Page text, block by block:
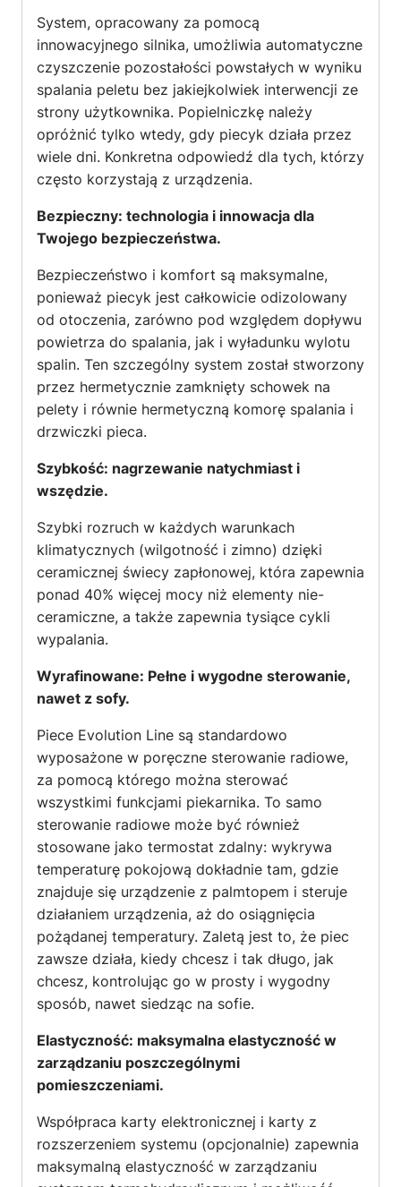
System, opracowany za pomocą
innowacyjnego silnika, umożliwia automatyczne
czyszczenie pozostałości powstałych w wyniku
spalania peletu bez jakiejkolwiek interwencji ze
strony użytkownika. Popielniczkę należy
opróżnić tylko wtedy, gdy piecyk działa przez
wiele dni. Konkretna odpowiedź dla tych, którzy
często korzystają z urządzenia.
Bezpieczny: technologia i innowacja dla
Twojego bezpieczeństwa.
Bezpieczeństwo i komfort są maksymalne,
ponieważ piecyk jest całkowicie odizolowany
od otoczenia, zarówno pod względem dopływu
powietrza do spalania, jak i wyładunku wylotu
spalin. Ten szczególny system został stworzony
przez hermetycznie zamknięty schowek na
pelety i równie hermetyczną komorę spalania i
drzwiczki pieca.
Szybkość: nagrzewanie natychmiast i
wszędzie.
Szybki rozruch w każdych warunkach
klimatycznych (wilgotność i zimno) dzięki
ceramicznej świecy zapłonowej, która zapewnia
ponad 40% więcej mocy niż elementy nie-
ceramiczne, a także zapewnia tysiące cykli
wypalania.
Wyrafinowane: Pełne i wygodne sterowanie,
nawet z sofy.
Piece Evolution Line są standardowo
wyposażone w poręczne sterowanie radiowe,
za pomocą którego można sterować
wszystkimi funkcjami piekarnika. To samo
sterowanie radiowe może być również
stosowane jako termostat zdalny: wykrywa
temperaturę pokojową dokładnie tam, gdzie
znajduje się urządzenie z palmtopem i steruje
działaniem urządzenia, aż do osiągnięcia
pożądanej temperatury. Zaletą jest to, że piec
zawsze działa, kiedy chcesz i tak długo, jak
chcesz, kontrolując go w prosty i wygodny
sposób, nawet siedząc na sofie.
Elastyczność: maksymalna elastyczność w
zarządzaniu poszczególnymi
pomieszczeniami.
Współpraca karty elektronicznej i karty z
rozszerzeniem systemu (opcjonalnie) zapewnia
maksymalną elastyczność w zarządzaniu